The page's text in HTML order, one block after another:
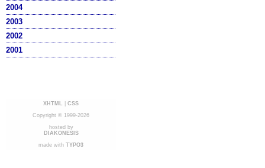
2004
2003
2002
2001
XHTML
CSS
Copyright © 1999-2026
hosted by
DIAKONESIS
made with TYPO3